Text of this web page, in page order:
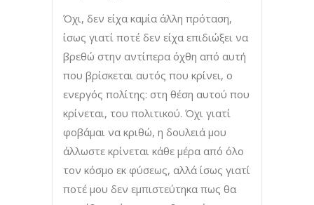
Όχι, δεν είχα καμία άλλη πρόταση,
ίσως γιατί ποτέ δεν είχα επιδιώξει να
βρεθώ στην αντίπερα όχθη από αυτή
που βρίσκεται αυτός που κρίνει, ο
ενεργός πολίτης: στη θέση αυτού που
κρίνεται, του πολιτικού. Όχι γιατί
φοβάμαι να κριθώ, η δουλειά μου
άλλωστε κρίνεται κάθε μέρα από όλο
τον κόσμο εκ φύσεως, αλλά ίσως γιατί
ποτέ μου δεν εμπιστεύτηκα πως θα